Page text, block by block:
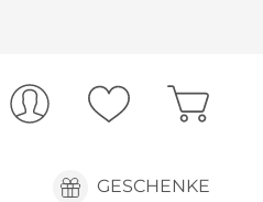
GESCHENKE